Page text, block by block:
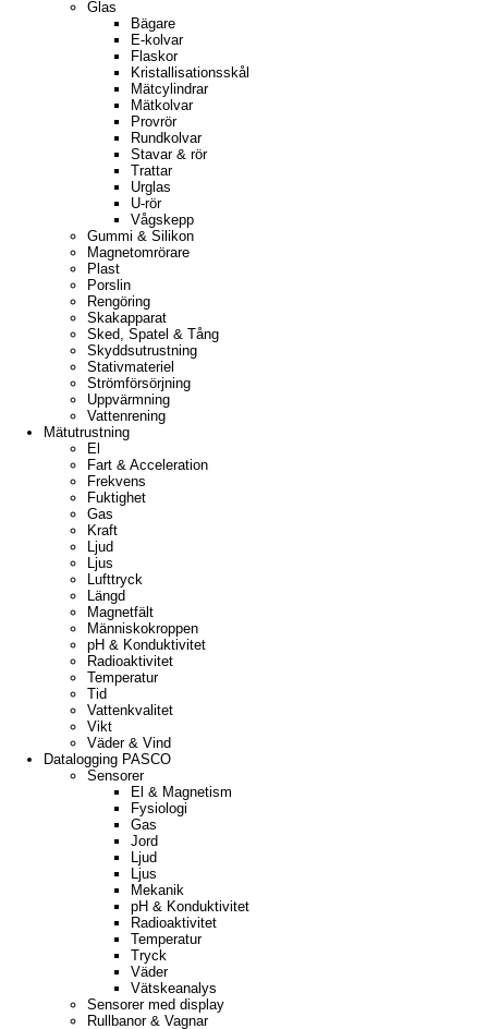
Glas
Bägare
E-kolvar
Flaskor
Kristallisationsskål
Mätcylindrar
Mätkolvar
Provrör
Rundkolvar
Stavar & rör
Trattar
Urglas
U-rör
Vågskepp
Gummi & Silikon
Magnetomrörare
Plast
Porslin
Rengöring
Skakapparat
Sked, Spatel & Tång
Skyddsutrustning
Stativmateriel
Strömförsörjning
Uppvärmning
Vattenrening
Mätutrustning
El
Fart & Acceleration
Frekvens
Fuktighet
Gas
Kraft
Ljud
Ljus
Lufttryck
Längd
Magnetfält
Människokroppen
pH & Konduktivitet
Radioaktivitet
Temperatur
Tid
Vattenkvalitet
Vikt
Väder & Vind
Datalogging PASCO
Sensorer
El & Magnetism
Fysiologi
Gas
Jord
Ljud
Ljus
Mekanik
pH & Konduktivitet
Radioaktivitet
Temperatur
Tryck
Väder
Vätskeanalys
Sensorer med display
Rullbanor & Vagnar